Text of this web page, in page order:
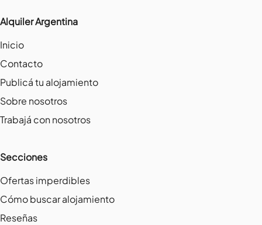
Alquiler Argentina
Inicio
Contacto
Publicá tu alojamiento
Sobre nosotros
Trabajá con nosotros
Secciones
Ofertas imperdibles
Cómo buscar alojamiento
Reseñas